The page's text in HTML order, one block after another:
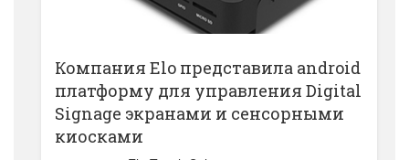
Компания Elo представила аndroid
платформу для управления Digital
Signage экранами и сенсорными
киосками